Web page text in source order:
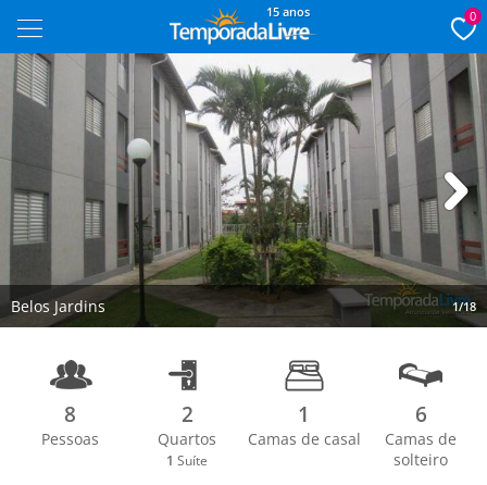
15 anos 0
Belos Jardins 1/18
Next
8
Pessoas
2
Quartos
1 Suíte
1
Camas de casal
6
Camas de
solteiro